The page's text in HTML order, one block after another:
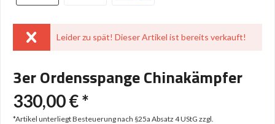
Leider zu spät! Dieser Artikel ist bereits verkauft!
3er Ordensspange Chinakämpfer
330,00 € *
*Artikel unterliegt Besteuerung nach §25a Absatz 4 UStG zzgl.